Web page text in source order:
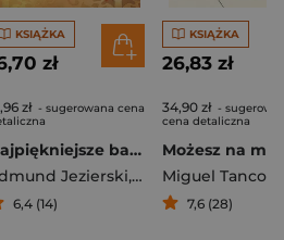
KSIĄŻKA
zł
zł - sugerowana cena
Najpiękniejsze baśnie polskie
Jezierski, Józef Ignacy
6,4 (14)
KSIĄŻKA
26,83 zł
34,90 zł -
cena detaliczna
Miguel Tanco
7,6 (28)